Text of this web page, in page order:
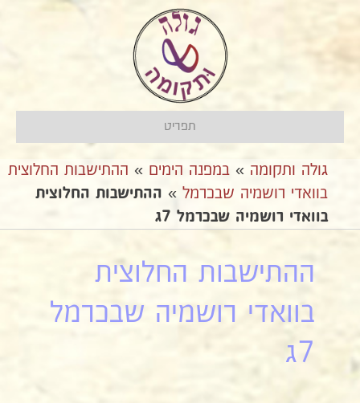
תפריט
גולה ותקומה » במפנה הימים » ההתישבות החלוצית
בוואדי רושמיה שבכרמל » ההתישבות החלוצית
בוואדי רושמיה שבכרמל 7ג
ההתישבות החלוצית
בוואדי רושמיה שבכרמל
7ג